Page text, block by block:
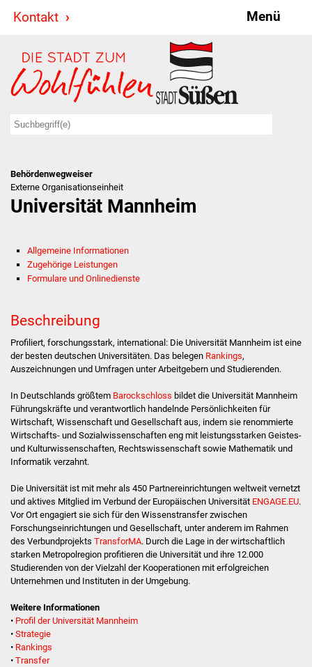
Kontakt Menü
Stadt & Politik
Bürgermeister
Ratsinformationssystem
Stadtverwaltung
Ansprechpartner
Behördenwegweiser
Stellenangebote
Veröffentlichungen
Ortsrecht
FNP / Bebauungspläne
Behördenwegweiser
Externe Organisationseinheit
Universität Mannheim
Allgemeine Informationen
Zugehörige Leistungen
Formulare und Onlinedienste
Beschreibung
Profiliert, forschungsstark, international: Die Universität Mannheim ist eine
der besten deutschen Universitäten. Das belegen Rankings,
Auszeichnungen und Umfragen unter Arbeitgebern und Studierenden.
In Deutschlands größtem Barockschloss bildet die Universität Mannheim
Führungskräfte und verantwortlich handelnde Persönlichkeiten für
Wirtschaft, Wissenschaft und Gesellschaft aus, indem sie renommierte
Wirtschafts- und Sozialwissenschaften eng mit leistungsstarken Geistes-
und Kulturwissenschaften, Rechtswissenschaft sowie Mathematik und
Informatik verzahnt.
Die Universität ist mit mehr als 450 Partnereinrichtungen weltweit vernetzt
und aktives Mitglied im Verbund der Europäischen Universität ENGAGE.EU.
Vor Ort engagiert sie sich für den Wissenstransfer zwischen
Forschungseinrichtungen und Gesellschaft, unter anderem im Rahmen
des Verbundprojekts TransforMA. Durch die Lage in der wirtschaftlich
starken Metropolregion profitieren die Universität und ihre 12.000
Studierenden von der Vielzahl der Kooperationen mit erfolgreichen
Unternehmen und Instituten in der Umgebung.
Weitere Informationen
• Profil der Universität Mannheim
• Strategie
• Rankings
• Transfer